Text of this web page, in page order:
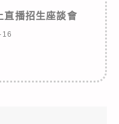
直播招生座談會